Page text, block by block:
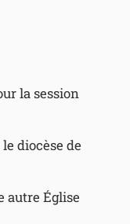
la session
diocèse de
autre Église